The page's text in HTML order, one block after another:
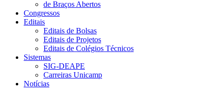
de Braços Abertos
Congressos
Editais
Editais de Bolsas
Editais de Projetos
Editais de Colégios Técnicos
Sistemas
SIG-DEAPE
Carreiras Unicamp
Notícias